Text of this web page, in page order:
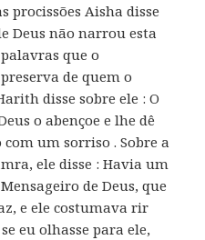
procissões Aisha disse
Deus não narrou esta
que o
de quem o
disse sobre ele : O
o abençoe e lhe dê
um sorriso . Sobre a
ele disse : Havia um
de Deus, que
e ele costumava rir
eu olhasse para ele,